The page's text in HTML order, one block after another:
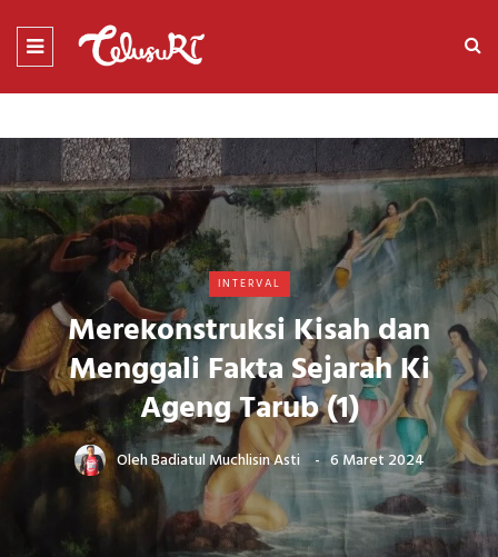
INTERVAL
Merekonstruksi Kisah dan
Menggali Fakta Sejarah Ki
Ageng Tarub (1)
OlehBadiatul Muchlisin Asti 6 Maret 2024